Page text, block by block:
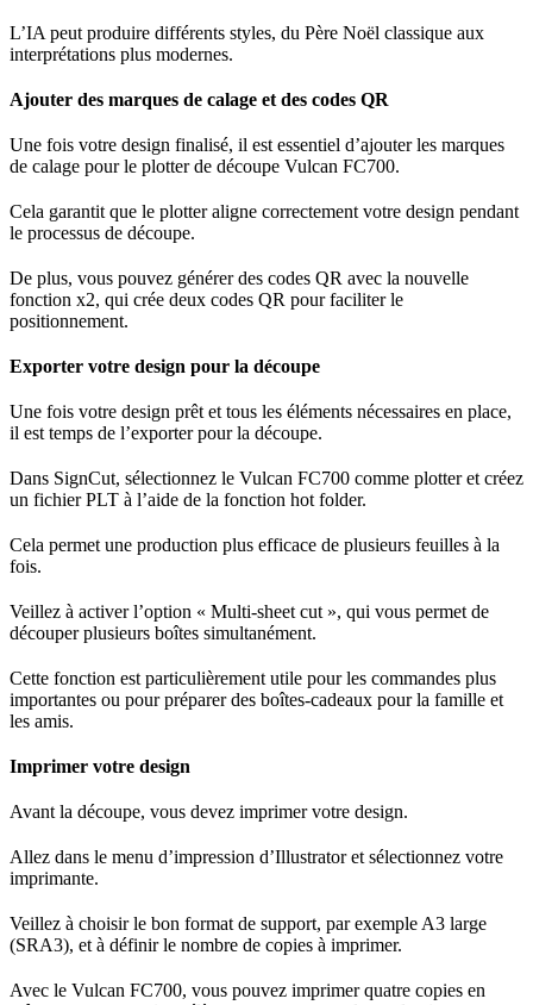
L’IA peut produire différents styles, du Père Noël classique aux
interprétations plus modernes.
Ajouter des marques de calage et des codes QR
Une fois votre design finalisé, il est essentiel d’ajouter les marques
de calage pour le plotter de découpe Vulcan FC700.
Cela garantit que le plotter aligne correctement votre design pendant
le processus de découpe.
De plus, vous pouvez générer des codes QR avec la nouvelle
fonction x2, qui crée deux codes QR pour faciliter le
positionnement.
Exporter votre design pour la découpe
Une fois votre design prêt et tous les éléments nécessaires en place,
il est temps de l’exporter pour la découpe.
Dans SignCut, sélectionnez le Vulcan FC700 comme plotter et créez
un fichier PLT à l’aide de la fonction hot folder.
Cela permet une production plus efficace de plusieurs feuilles à la
fois.
Veillez à activer l’option « Multi-sheet cut », qui vous permet de
découper plusieurs boîtes simultanément.
Cette fonction est particulièrement utile pour les commandes plus
importantes ou pour préparer des boîtes-cadeaux pour la famille et
les amis.
Imprimer votre design
Avant la découpe, vous devez imprimer votre design.
Allez dans le menu d’impression d’Illustrator et sélectionnez votre
imprimante.
Veillez à choisir le bon format de support, par exemple A3 large
(SRA3), et à définir le nombre de copies à imprimer.
Avec le Vulcan FC700, vous pouvez imprimer quatre copies en